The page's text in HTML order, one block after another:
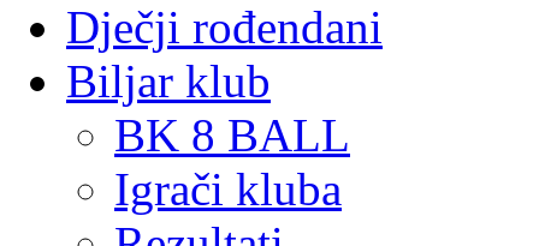
Dječji rođendani
Biljar klub
BK 8 BALL
Igrači kluba